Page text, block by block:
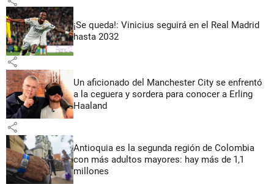
¡Se queda!: Vinicius seguirá en el Real Madrid
hasta 2032
share
Un aficionado del Manchester City se enfrentó
a la ceguera y sordera para conocer a Erling
Haaland
share
Antioquia es la segunda región de Colombia
con más adultos mayores: hay más de 1,1
millones